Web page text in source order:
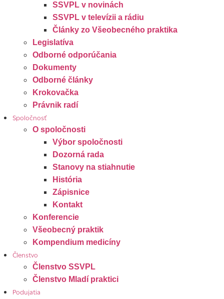
SSVPL v novinách
SSVPL v televízii a rádiu
Články zo Všeobecného praktika
Legislatíva
Odborné odporúčania
Dokumenty
Odborné články
Krokovačka
Právnik radí
Spoločnosť
O spoločnosti
Výbor spoločnosti
Dozorná rada
Stanovy na stiahnutie
História
Zápisnice
Kontakt
Konferencie
Všeobecný praktik
Kompendium medicíny
Členstvo
Členstvo SSVPL
Členstvo Mladí praktici
Podujatia